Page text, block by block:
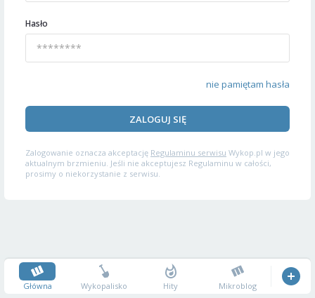
Hasło
nie pamiętam hasła
ZALOGUJ SIĘ
Zalogowanie oznacza akceptację Regulaminu serwisu Wykop.pl w jego
aktualnym brzmieniu. Jeśli nie akceptujesz Regulaminu w całości,
prosimy o niekorzystanie z serwisu.
Główna Wykopalisko Hity Mikroblog